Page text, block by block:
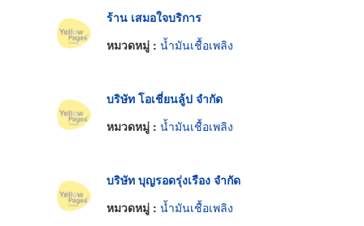
ร้าน เสมอใจบริการ
หมวดหมู่ : น้ำมันเชื้อเพลิง
บริษัท โอเชี่ยนลู้ป จำกัด
หมวดหมู่ : น้ำมันเชื้อเพลิง
บริษัท บุญรอดรุ่งเรือง จำกัด
หมวดหมู่ : น้ำมันเชื้อเพลิง